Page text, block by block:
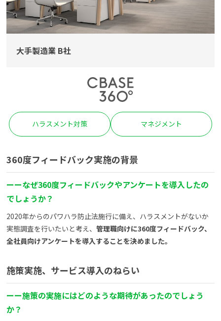
資料請求(無料) お見積もり依頼
大手製造業 B社
ハラスメント対策 マネジメント
360度フィードバック実施の背景
ーーなぜ360度フィードバックやアンケートを導入したの
でしょうか？
2020年からのパワハラ防止法施行に備え、ハラスメントがないか
実態調査を行いたいと考え、 管理職向けに360度フィードバック、
全社員向けアンケートを導入することを決めました。
施策実施、サービス導入のねらい
ーー施策の実施にはどのような期待があったのでしょう
か？